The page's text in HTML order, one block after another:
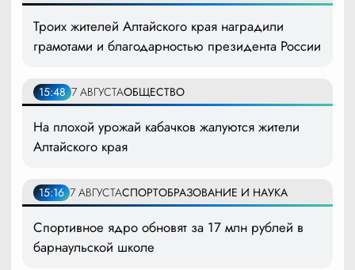
Троих жителей Алтайского края наградили
грамотами и благодарностью президента России
15:48 7 АВГУСТАОБЩЕСТВО
На плохой урожай кабачков жалуются жители
Алтайского края
15:16 7 АВГУСТАСПОРТОБРАЗОВАНИЕ И НАУКА
Спортивное ядро обновят за 17 млн рублей в
барнаульской школе